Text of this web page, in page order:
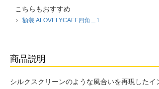
こちらもおすすめ
額装 ALOVELYCAFE四角＿1
商品説明
シルクスクリーンのような風合いを再現した